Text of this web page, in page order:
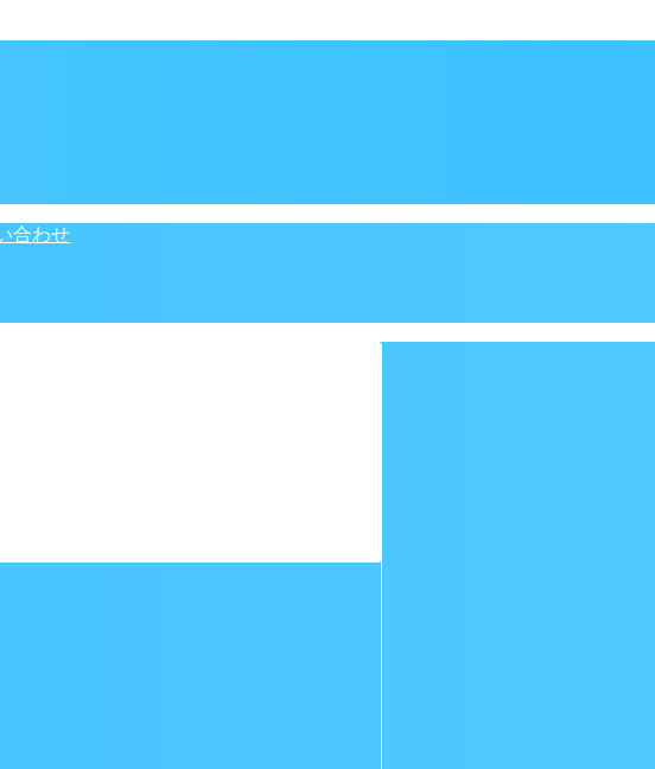
合わせ